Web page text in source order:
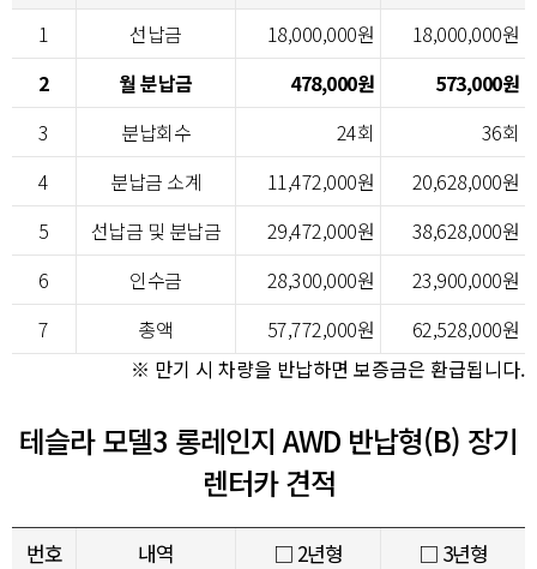
1 선납금 18,000,000원
18,000,000원
2
월 분납금 478,000원
573,000원
3
분납회수 24회
36회
4
분납금 소계 11,472,000원
20,628,000원
5
선납금 및 분납금 29,472,000원
38,628,000원
6
인수금 28,300,000원
23,900,000원
7
총액 57,772,000원
62,528,000원
※ 만기 시 차량을 반납하면 보증금은 환급됩니다.
테슬라 모델3 롱레인지 AWD 반납형(B) 장기
렌터카 견적
번호 내역 □ 2년형 □ 3년형